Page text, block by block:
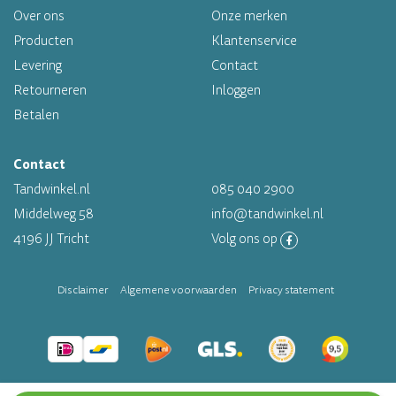
Altijd op voorraad
Over ons
Producten
Levering
Retourneren
Betalen
Onze merken
Klantenservice
Contact
Inloggen
Contact
Tandwinkel.nl
Middelweg 58
4196 JJ Tricht
085 040 2900
info@tandwinkel.nl
Volg ons op
Disclaimer Algemene voorwaarden Privacy statement